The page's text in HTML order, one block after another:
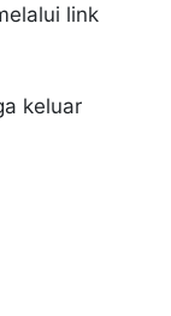
link
keluar